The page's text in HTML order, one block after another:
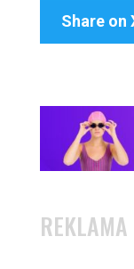
Share on
REKLAMA